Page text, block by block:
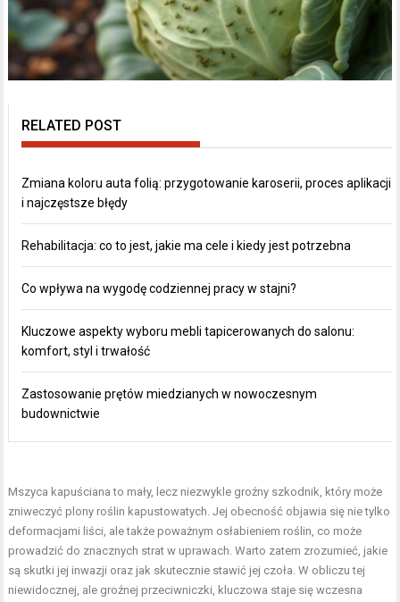
RELATED POST
Zmiana koloru auta folią: przygotowanie karoserii, proces aplikacji
i najczęstsze błędy
Rehabilitacja: co to jest, jakie ma cele i kiedy jest potrzebna
Co wpływa na wygodę codziennej pracy w stajni?
Kluczowe aspekty wyboru mebli tapicerowanych do salonu:
komfort, styl i trwałość
Zastosowanie prętów miedzianych w nowoczesnym
budownictwie
Mszyca kapuściana to mały, lecz niezwykle groźny szkodnik, który może
zniweczyć plony roślin kapustowatych. Jej obecność objawia się nie tylko
deformacjami liści, ale także poważnym osłabieniem roślin, co może
prowadzić do znacznych strat w uprawach. Warto zatem zrozumieć, jakie
są skutki jej inwazji oraz jak skutecznie stawić jej czoła. W obliczu tej
niewidocznej, ale groźnej przeciwniczki, kluczowa staje się wczesna